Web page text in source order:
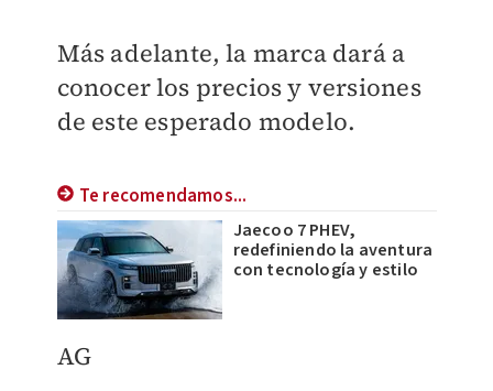
Más adelante, la marca dará a
conocer los precios y versiones
de este esperado modelo.
Te recomendamos...
Jaecoo 7 PHEV,
redefiniendo la aventura
con tecnología y estilo
AG